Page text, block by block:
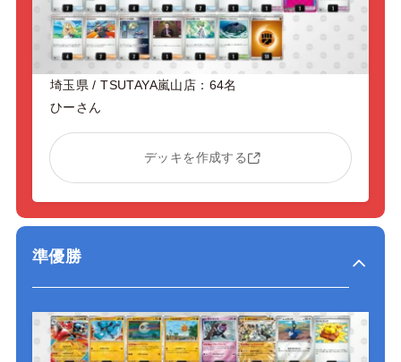
埼玉県 / TSUTAYA嵐山店：64名
ひーさん
デッキを作成する
準優勝